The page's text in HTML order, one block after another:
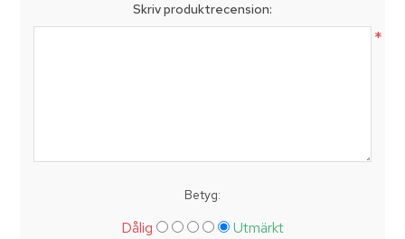
Skriv produktrecension:
*
Betyg:
Dålig Utmärkt